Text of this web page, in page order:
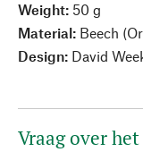
Weight: 50 g
Material: Beech
Design: David
Vraag over